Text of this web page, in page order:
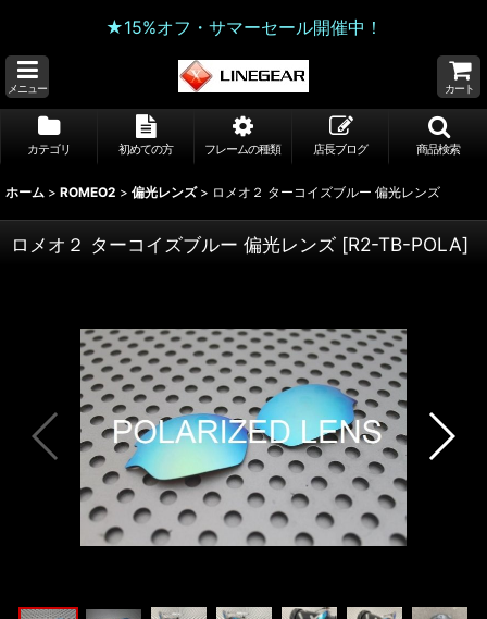
★15%オフ・サマーセール開催中！
メニュー カート
カテゴリ 初めての方 フレームの種類 店長ブログ 商品検索
ホーム > ROMEO2 > 偏光レンズ > ロメオ２ ターコイズブルー 偏光レンズ
ロメオ２ ターコイズブルー 偏光レンズ [R2-TB-POLA]